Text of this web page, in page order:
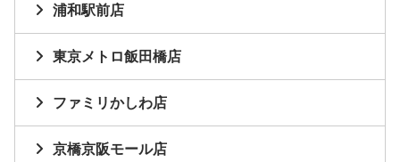
浦和駅前店
東京メトロ飯田橋店
ファミリかしわ店
京橋京阪モール店